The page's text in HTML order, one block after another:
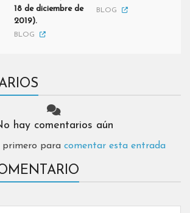
18 de diciembre de
2019).
BLOG
BLOG
hay comentarios aún
primero para comentar esta entrada